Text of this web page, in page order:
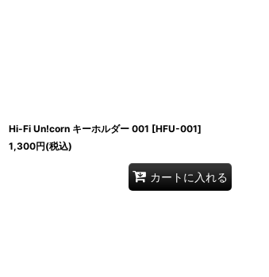
Hi-Fi Un!corn キーホルダー 001 [HFU-001]
1,300円(税込)
カートに入れる